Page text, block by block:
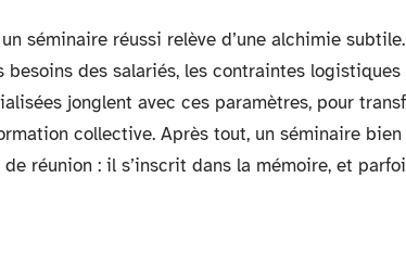
séminaire réussi relève d’une alchimie
besoins des salariés, les contraintes
jonglent avec ces paramètres, pour
collective. Après tout, un séminaire
réunion : il s’inscrit dans la mémoire, et